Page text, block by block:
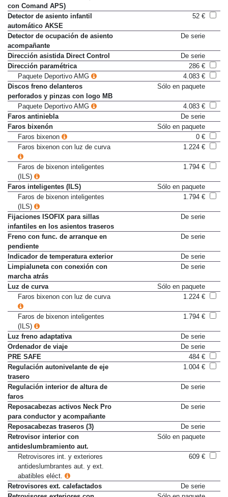
con Comand APS)
Detector de asiento infantil
automático AKSE
52 €
Detector de ocupación de asiento
acompañante
De serie
Dirección asistida Direct Control
De serie
Dirección paramétrica
286 €
Paquete Deportivo AMG
4.083 €
Discos freno delanteros
perforados y pinzas con logo MB
Sólo en paquete
Paquete Deportivo AMG
4.083 €
Faros antiniebla
De serie
Faros bixenón
Sólo en paquete
Faros bixenon
0 €
Faros bixenon con luz de curva
1.224 €
Faros de bixenon inteligentes
(ILS)
1.794 €
Faros inteligentes (ILS)
Sólo en paquete
Faros de bixenon inteligentes
(ILS)
1.794 €
Fijaciones ISOFIX para sillas
infantiles en los asientos traseros
De serie
Freno con func. de arranque en
pendiente
De serie
Indicador de temperatura exterior
De serie
Limpialuneta con conexión con
marcha atrás
De serie
Luz de curva
Sólo en paquete
Faros bixenon con luz de curva
1.224 €
Faros de bixenon inteligentes
(ILS)
1.794 €
Luz freno adaptativa
De serie
Ordenador de viaje
De serie
PRE SAFE
484 €
Regulación autonivelante de eje
trasero
1.004 €
Regulación interior de altura de
faros
De serie
Reposacabezas activos Neck Pro
para conductor y acompañante
De serie
Reposacabezas traseros (3)
De serie
Retrovisor interior con
antideslumbramiento aut.
Sólo en paquete
Retrovisores int. y exteriores
antideslumbrantes aut. y ext.
abatibles eléct.
609 €
Retrovisores ext. calefactados
De serie